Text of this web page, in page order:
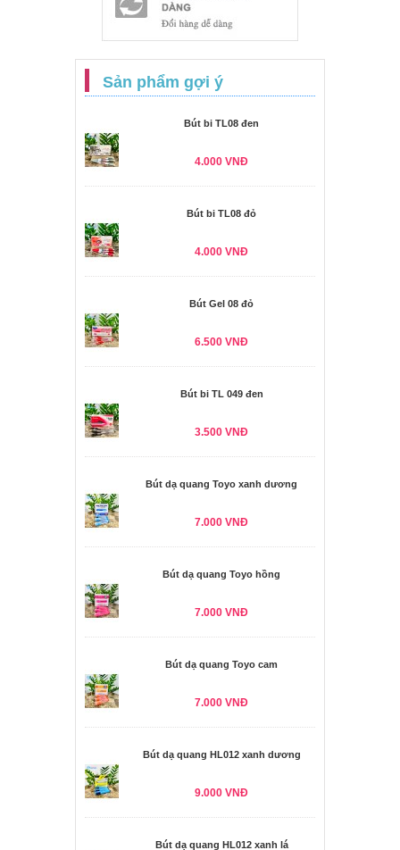
Sản phẩm gợi ý
Bút bi TL08 đen
4.000 VNĐ
Bút bi TL08 đỏ
4.000 VNĐ
Bút Gel 08 đỏ
6.500 VNĐ
Bút bi TL 049 đen
3.500 VNĐ
Bút dạ quang Toyo xanh dương
7.000 VNĐ
Bút dạ quang Toyo hồng
7.000 VNĐ
Bút dạ quang Toyo cam
7.000 VNĐ
Bút dạ quang HL012 xanh dương
9.000 VNĐ
Bút dạ quang HL012 xanh lá